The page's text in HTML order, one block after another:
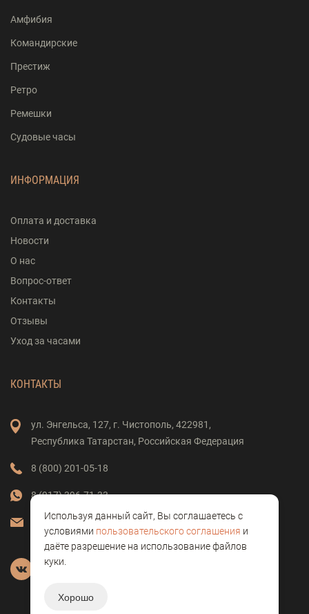
Амфибия
Командирские
Престиж
Ретро
Ремешки
Судовые часы
ИНФОРМАЦИЯ
Оплата и доставка
Новости
О нас
Вопрос-ответ
Контакты
Отзывы
Уход за часами
КОНТАКТЫ
ул. Энгельса, 127, г. Чистополь, 422981,
Республика Татарстан, Российская Федерация
8 (800) 201-05-18
8 (917) 396-71-33
vostok-clock@mail.ru
Используя данный сайт, Вы соглашаетесь с
условиями пользовательского соглашения и
даёте разрешение на использование файлов
куки.
Хорошо